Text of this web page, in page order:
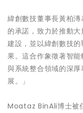
緯創數技董事長黃柏
的承諾，致力於推動
建設，並以緯創數技
果。這合作象徵著智
與系統整合領域的深
展。」
Moataz BinAli博士被